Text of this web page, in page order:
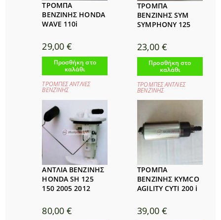
ΤΡΟΜΠΑ
ΒΕΝΖΙΝΗΣ HONDA
WAVE 110i
29,00€
Προσθήκη στο
καλάθι
ΤΡΟΜΠΕΣ ΑΝΤΛΙΕΣ
ΒΕΝΖΙΝΗΣ
ΤΡΟΜΠΑ
ΒΕΝΖΙΝΗΣ SYM
SYMPHONY 125
23,00 €
Προσθήκη στο
καλάθι
ΤΡΟΜΠΕΣ ΑΝΤΛΙΕΣ
ΒΕΝΖΙΝΗΣ
ΑΝΤΛΙΑ ΒΕΝΖΙΝΗΣ
HONDA SH 125
150 2005 2012
80,00€
ΤΡΟΜΠΑ
ΒΕΝΖΙΝΗΣ KYMCO
AGILITY CYTI 200 i
39,00 €